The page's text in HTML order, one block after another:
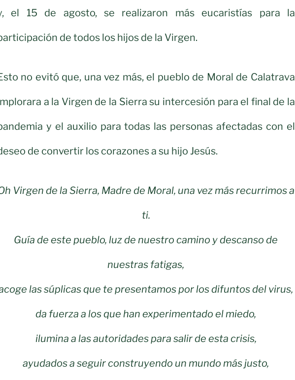
el 15 de agosto, se realizaron más eucaristías para la
de todos los hijos de la Virgen.
no evitó que, una vez más, el pueblo de Moral de Calatrava
a la Virgen de la Sierra su intercesión para el final de la
y el auxilio para todas las personas afectadas con el
de convertir los corazones a su hijo Jesús.
Virgen de la Sierra, Madre de Moral, una vez más recurrimos a
ti.
Guía de este pueblo, luz de nuestro camino y descanso de
nuestras fatigas,
las súplicas que te presentamos por los difuntos del virus,
da fuerza a los que han experimentado el miedo,
ilumina a las autoridades para salir de esta crisis,
ayudados a seguir construyendo un mundo más justo,